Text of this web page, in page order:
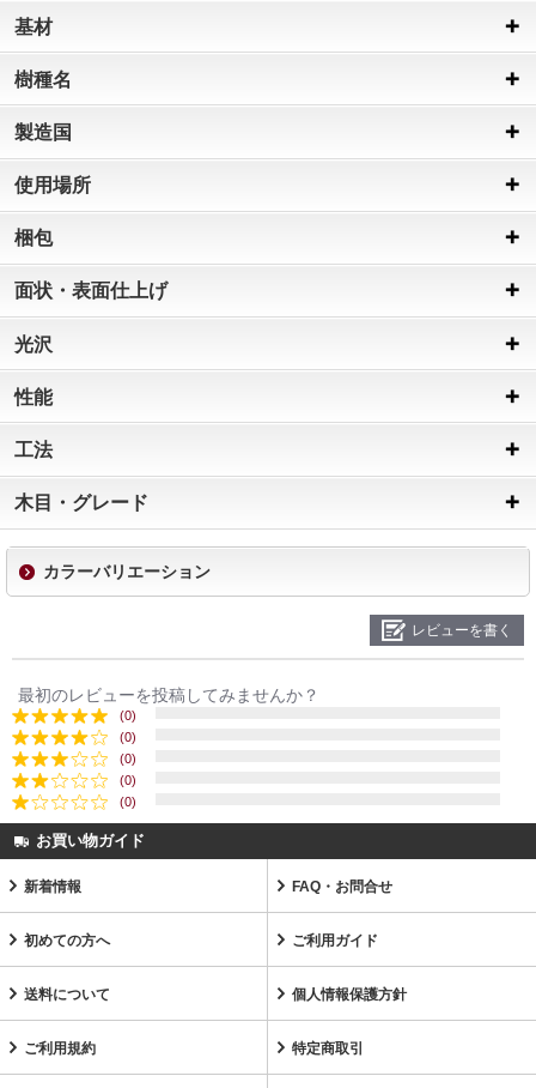
基材
樹種名
製造国
使用場所
梱包
面状・表面仕上げ
光沢
性能
工法
木目・グレード
カラーバリエーション
レビューを書く
最初のレビューを投稿してみませんか？
(0)
(0)
(0)
(0)
(0)
お買い物ガイド
新着情報 FAQ・お問合せ
初めての方へ ご利用ガイド
送料について 個人情報保護方針
ご利用規約 特定商取引